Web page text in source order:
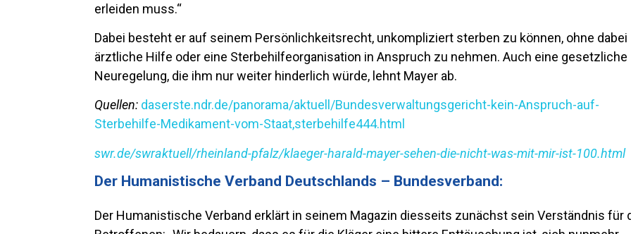
erleiden muss.“
Dabei besteht er auf seinem Persönlichkeitsrecht, unkompliziert sterben zu können, ohne dabei
ärztliche Hilfe oder eine Sterbehilfeorganisation in Anspruch zu nehmen. Auch eine gesetzliche
Neuregelung, die ihm nur weiter hinderlich würde, lehnt Mayer ab.
Quellen: daserste.ndr.de/panorama/aktuell/Bundesverwaltungsgericht-kein-Anspruch-auf-
Sterbehilfe-Medikament-vom-Staat,sterbehilfe444.html
swr.de/swraktuell/rheinland-pfalz/klaeger-harald-mayer-sehen-die-nicht-was-mit-mir-ist-100.html
Der Humanistische Verband Deutschlands – Bundesverband:
Der Humanistische Verband erklärt in seinem Magazin diesseits zunächst sein Verständnis für